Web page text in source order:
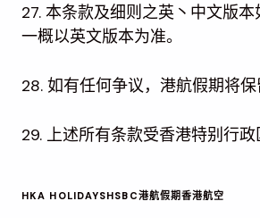
27. 本条款及细则之英丶中文版本
一概以英文版本为准。
28. 如有任何争议，港航假期将保
29. 上述所有条款受香港特别行政
HKA HOLIDAYSHSBC港航假期香港航空